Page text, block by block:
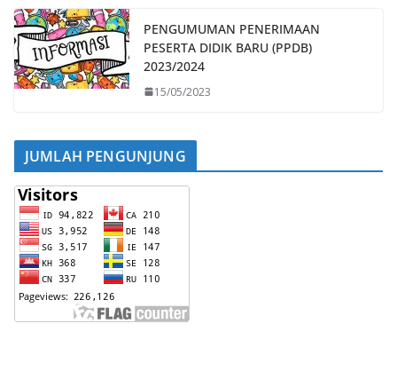
PENGUMUMAN PENERIMAAN
PESERTA DIDIK BARU (PPDB)
2023/2024
15/05/2023
JUMLAH PENGUNJUNG